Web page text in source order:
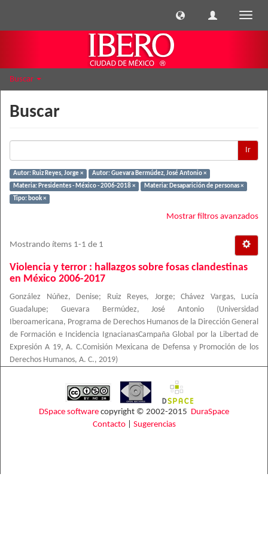
Buscar
Buscar
Ir
Autor: Ruiz Reyes, Jorge ×
Autor: Guevara Bermúdez, José Antonio ×
Materia: Presidentes - México - 2006-2018 ×
Materia: Desaparición de personas ×
Tipo: book ×
Mostrar filtros avanzados
Mostrando ítems 1-1 de 1
Violencia y terror : hallazgos sobre fosas clandestinas
en México 2006-2017
González Núñez, Denise; Ruiz Reyes, Jorge; Chávez Vargas, Lucía
Guadalupe; Guevara Bermúdez, José Antonio (Universidad
Iberoamericana, Programa de Derechos Humanos de la Dirección General
de Formación e Incidencia IgnacianasCampaña Global por la Libertad de
Expresión A 19, A. C.Comisión Mexicana de Defensa y Promoción de los
Derechos Humanos, A. C., 2019)
DSpace software copyright © 2002-2015 DuraSpace
Contacto| Sugerencias